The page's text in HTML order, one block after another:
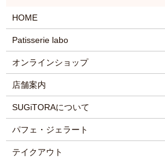
HOME
Patisserie labo
オンラインショップ
店舗案内
SUGiTORAについて
パフェ・ジェラート
テイクアウト